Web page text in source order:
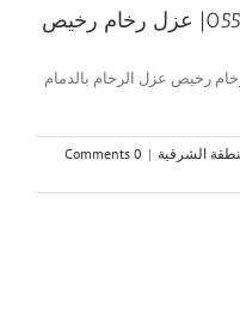
|0553960210| عزل رخام رخيص عزل الرخام بالدمام
الشرقية |
0 Comments